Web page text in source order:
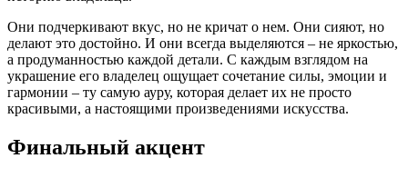
Они подчеркивают вкус, но не кричат о нем. Они сияют, но
делают это достойно. И они всегда выделяются – не яркостью,
а продуманностью каждой детали. С каждым взглядом на
украшение его владелец ощущает сочетание силы, эмоции и
гармонии – ту самую ауру, которая делает их не просто
красивыми, а настоящими произведениями искусства.
Финальный акцент